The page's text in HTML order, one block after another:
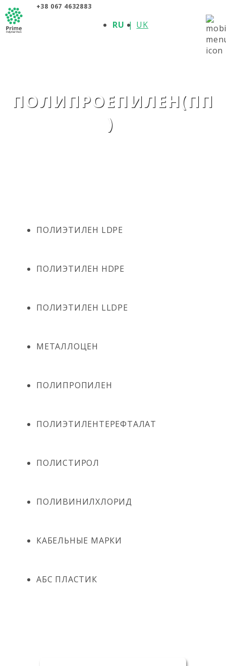
+38 067 4632883
RU UK
ПОЛИПРОЕПИЛЕН(ПП
)
ПОЛИЭТИЛЕН LDPE
ПОЛИЭТИЛЕН HDPE
ПОЛИЭТИЛЕН LLDPE
МЕТАЛЛОЦЕН
ПОЛИПРОПИЛЕН
ПОЛИЭТИЛЕНТЕРЕФТАЛАТ
ПОЛИСТИРОЛ
ПОЛИВИНИЛХЛОРИД
КАБЕЛЬНЫЕ МАРКИ
АБС ПЛАСТИК
О КОМПАНИИ
ПРОДУКЦИЯ